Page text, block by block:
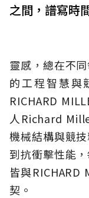
之間，譜寫時
靈感，總在不
的工程智慧與
RICHARD
人Richard
機械結構與競
到抗衝擊性能
皆與RICHARD
契。